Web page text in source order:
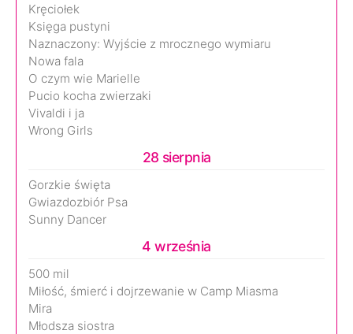
Kręciołek
Księga pustyni
Naznaczony: Wyjście z mrocznego wymiaru
Nowa fala
O czym wie Marielle
Pucio kocha zwierzaki
Vivaldi i ja
Wrong Girls
28 sierpnia
Gorzkie święta
Gwiazdozbiór Psa
Sunny Dancer
4 września
500 mil
Miłość, śmierć i dojrzewanie w Camp Miasma
Mira
Młodsza siostra